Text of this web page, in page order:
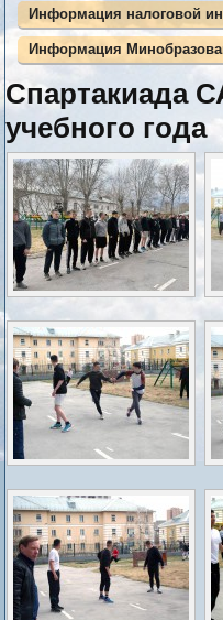
Информация налоговой
Информация
Спартакиада
учебного года